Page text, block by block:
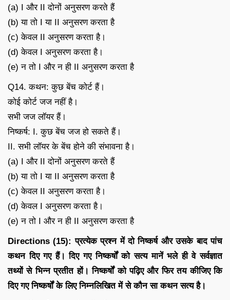
(a) I और II दोनों अनुसरण करते हैं
(b) या तो I या II अनुसरण करता है
(c) केवल II अनुसरण करता है।
(d) केवल I अनुसरण करता है।
(e) न तो I और न ही II अनुसरण करता है
Q14. कथन: कुछ बेंच कोर्ट हैं।
कोई कोर्ट जज नहीं है।
सभी जज लॉयर हैं।
निष्कर्ष: I. कुछ बेंच जज हो सकते हैं।
II. सभी लॉयर के बेंच होने की संभावना है।
(a) I और II दोनों अनुसरण करते हैं
(b) या तो I या II अनुसरण करता है
(c) केवल II अनुसरण करता है।
(d) केवल I अनुसरण करता है।
(e) न तो I और न ही II अनुसरण करता है
Directions (15): प्रत्येक प्रश्न में दो निष्कर्ष और उसके बाद पांच
कथन दिए गए हैं। दिए गए निष्कर्षों को सत्य मानें भले ही वे सर्वज्ञात
तथ्यों से भिन्न प्रतीत हों। निष्कर्षों को पढ़िए और फिर तय कीजिए कि
दिए गए निष्कर्षों के लिए निम्नलिखित में से कौन सा कथन सत्य है।